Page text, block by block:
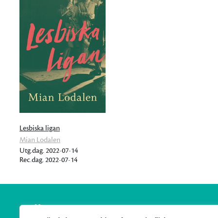
Lesbiska ligan
Mian Lodalen
Utg.dag. 2022-07-14
Rec.dag. 2022-07-14